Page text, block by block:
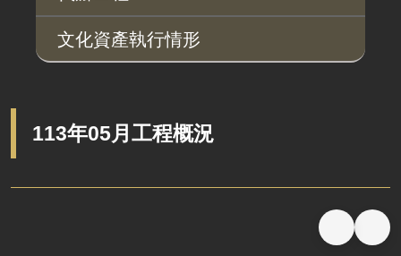
文化資產執行情形
113年05月工程概況